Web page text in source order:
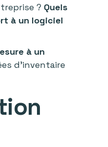
? Quels
à un logiciel
à un
d’inventaire